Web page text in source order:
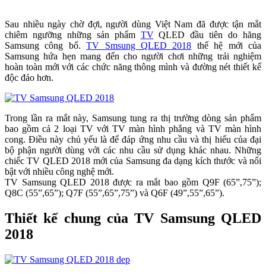
Sau nhiều ngày chờ đợi, người dùng Việt Nam đã được tận mắt
chiêm ngưỡng những sản phẩm TVQLED đầu tiên do hãng
Samsung công bố.TV Smsung QLED 2018 thế hệ mới của
Samsung hứa hẹn mang đến cho người chơi những trải nghiệm
hoàn toàn mới với các chức năng thông mình và đường nét thiết kế
độc đáo hơn.
Trong lần ra mắt này, Samsung tung ra thị trường dòng sản phẩm
bao gồm cả 2 loại TV với TV màn hình phẳng và TV màn hình
cong. Điều này chủ yếu là để đáp ứng nhu cầu và thị hiếu của đại
bộ phận người dùng với các nhu cầu sử dụng khác nhau. Những
chiếc TV QLED 2018 mới của Samsung đa dạng kích thước và nổi
bật với nhiều công nghệ mới.
TV Samsung QLED 2018 được ra mắt bao gồm Q9F (65”,75”);
Q8C (55”,65”); Q7F (55”,65”,75”) và Q6F (49”,55”,65”).
Thiết kế chung của TV Samsung QLED
2018